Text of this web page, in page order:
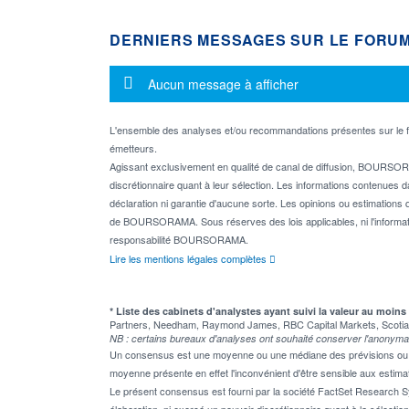
DERNIERS MESSAGES SUR LE
Message d'information
Aucun message à afficher
L'ensemble des analyses et/ou recommandations présentes sur
émetteurs.
Agissant exclusivement en qualité de canal de diffusion,
discrétionnaire quant à leur sélection. Les informations
déclaration ni garantie d'aucune sorte. Les opinions ou
de BOURSORAMA. Sous réserves des lois applicables, ni
responsabilité BOURSORAMA.
Lire les mentions légales complètes
* Liste des cabinets d'analystes ayant suivi la valeur au
Partners, Needham, Raymond James, RBC Capital Markets,
NB : certains bureaux d'analyses ont souhaité conserver
Un consensus est une moyenne ou une médiane des prévisions
moyenne présente en effet l'inconvénient d'être sensible aux
Le présent consensus est fourni par la société FactSet Research